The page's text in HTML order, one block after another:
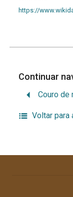
https://
Continuar
Voltar para